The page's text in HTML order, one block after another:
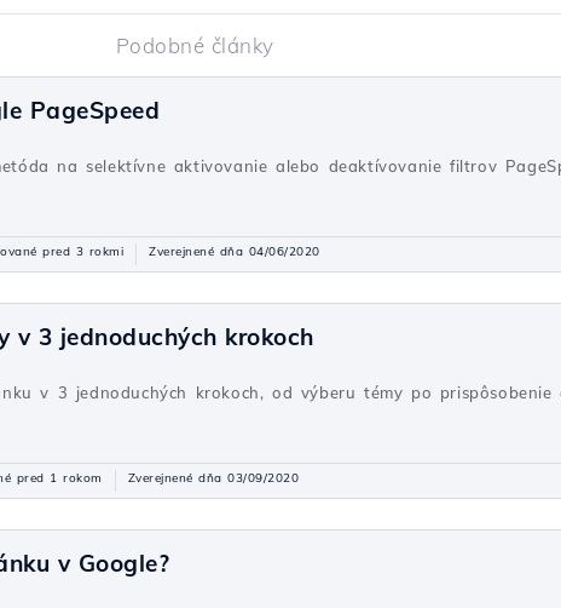
Podobné články
PageSpeed
na selektívne aktivovanie alebo deaktívovanie filtrov
pred 3 rokmi Zverejnené dňa 04/06/2020
v 3 jednoduchých krokoch
v 3 jednoduchých krokoch, od výberu témy po prispôsobenie
pred 1 rokom Zverejnené dňa 03/09/2020
v Google?